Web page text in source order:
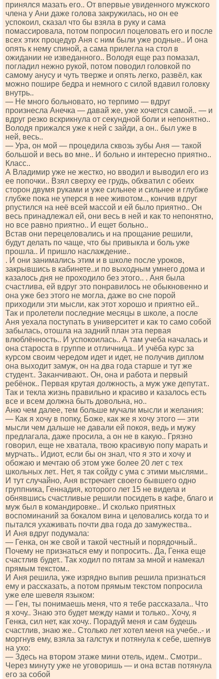
принялся мазать его.. От впервые увиденного мужского
члена у Ани даже голова закружилась, но он ее
успокоил, сказал что бы взяла в руку и сама
помассировала, потом попросил поцеловать его и после
всех этих процедур Аня с ним были уже родные.. И она
опять к нему спиной, а сама прилегла на стол в
ожидании не изведанного.. Володя еще раз помазал,
погладил нежно рукой, потом поводил головкой по
самому анусу и чуть тверже и опять легко, развёл, как
можно пошире бедра и немного с силой вдавил головку
внутрь..
— Не много больновато, но терпимо — вдруг
произнесла Анечка — давай же, уже хочется самой.. — и
вдруг резко вскрикнула от секундной боли и непонятно..
Володя прижался уже к ней с зайди, а он.. был уже в
ней, весь..
— Ура, он мой — процедила сквозь зубы Аня — такой
большой и весь во мне.. И больно и интересно приятно..
Класс..
А Владимир уже не жестко, но вводил и выводил его из
ее попочки.. Взял сверху ее грудь, обхватил с обеих
сторон двумя руками и уже сильнее и сильнее и глубже
глубже пока не уперся в нее животом.., кончив вдруг
рпустился на неё всей массой и ей было приятно.. Он
весь принадлежал ей, они весь в ней и как то непонятно,
но все равно приятно.. И ещет больно..
Встав они перецеловались и на прощание решили,
будут делать по чаще, что бы привыкла и боль уже
прошла.. И пришло наслаждение..
. И они занимались этим и в школе после уроков,
закрывшись в кабинете..и по выходным умнего дома и
казалось дня не проходило без этого.. . Аня была
счастлива, ей вдруг это понравилось не обыкновенно и
она уже без этого не могла, даже во сне порой
приходили эти мысли, как этот хорошо и приятно ей..
Так и пролетели последние месяцы в школе, а после
Аня уехала поступать в университет и как то само собой
забылась, отошла на задний план эта первая
влюблённость.. И успокоилась.. А там учеба началась и
она староста в группе и отличница.. И учёба курс за
курсом своим чередом идет и идет, не получив диплом
она выходит замуж, он на два года старше и тут же
студент.. Заканчивают.. Он, она и работа и первый
ребёнок.. Первая крутая должность, а муж уже депутат..
Так и текла жизнь правильно и красиво и казалось есть
все и всем должна быть довольна, но..
Аню чем далее, тем больше мучали мысли и желания:
— Как я хочу в попку, Боже, как же я хочу этого — эти
мысли чем дальше не давали ей покоя, ведь и мужу
предлагала, даже просила, а он не в какую.. Грязно
говорил, еще не хватала, твою красивую попу марать и
мурчать.. Идиот, если бы он знал, что я это и хочу и
обожаю и мечтаю об этом уже более 20 лет с тех
школьных лет.. Нет, я так сойду с ума с этими мыслями..
И тут случайно, Аня встречает своего бывшего одно
группника, Геннадия, которого лет 15 не видела и
обнявшись счастливые решили посидеть в кафе, благо и
муж был в командировке.. И сколько приятных
воспоминаний за бокалом вина и целовались когда то и
пытался ухаживать почти два года до замужества..
И Аня вдруг подумала:
— Генка, он же свой и такой честный и порядочный..
Почему не признаться ему и попросить.. Да, Генка еще
счастлив будет.. Так ходил по пятам за мной и намекал
прямым текстом..
И Аня решила, уже изрядно выпив решила признаться
ему и рассказать, а потом прямым текстом попросила
уже еле шевеля языком:
— Ген, ты понимаешь меня, что я тебе рассказала.. Что
я хочу.. Знаю это будет между нами и только.. Хочу, я
Генка, сил нет, как хочу.. Порадуй меня и сам будешь
счастлив, знаю же.. Столько лет хотел меня на учебе..- и
моргнув ему, взяла за галстук и потянула к себе, шепнув
на ухо:
— Здесь на втором этаже мини отель, идем.. Смотри..
Через минуту уже не уговоришь — и она встав потянула
его за собой